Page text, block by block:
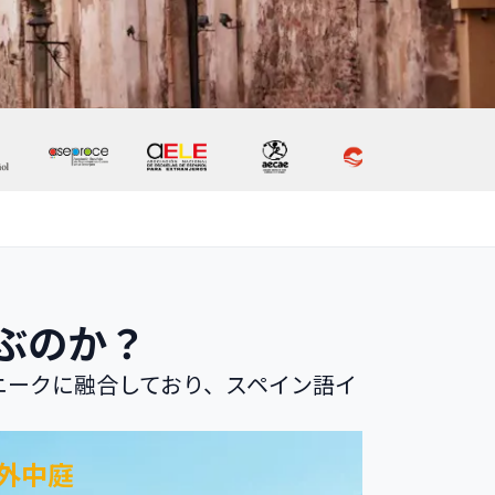
のか？
クに融合しており、スペイン語イ
中庭